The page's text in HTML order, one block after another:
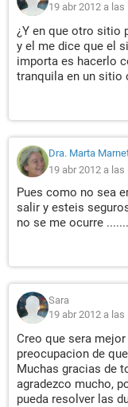
19 abr 2012 a las
¿Y en que otro sitio
y el me dice que el
importa es hacerlo
tranquila en un sitio
Dra. Marta
19 abr 2012 a las
Pues como no sea
salir y esteis
no se me ocurre
Sara
19 abr 2012 a las
Creo que sera
preocupacion de
Muchas gracias de
agradezco mucho,
pueda resolver las